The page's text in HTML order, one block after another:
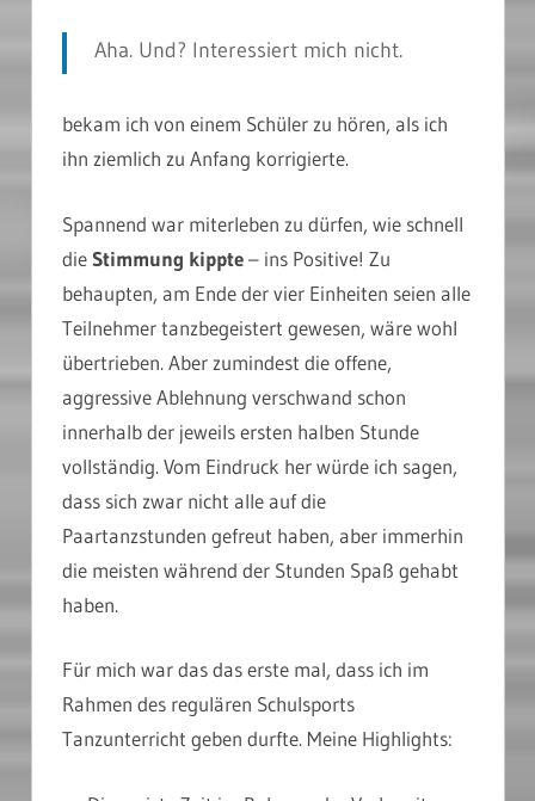
Aha. Und? Interessiert mich nicht.
bekam ich von einem Schüler zu hören, als ich
ihn ziemlich zu Anfang korrigierte.
Spannend war miterleben zu dürfen, wie schnell
dieStimmung kippte– ins Positive! Zu
behaupten, am Ende der vier Einheiten seien alle
Teilnehmer tanzbegeistert gewesen, wäre wohl
übertrieben. Aber zumindest die offene,
aggressive Ablehnung verschwand schon
innerhalb der jeweils ersten halben Stunde
vollständig. Vom Eindruck her würde ich sagen,
dass sich zwar nicht alle auf die
Paartanzstunden gefreut haben, aber immerhin
die meisten während der Stunden Spaß gehabt
haben.
Für mich war das das erste mal, dass ich im
Rahmen des regulären Schulsports
Tanzunterricht geben durfte. Meine Highlights: